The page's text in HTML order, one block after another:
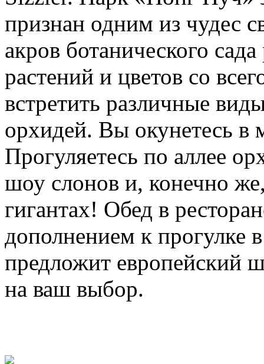
признан одним из чудес
акров ботанического
растений и цветов со
встретить различные
орхидей. Вы окунетесь в
Прогуляетесь по аллее
шоу слонов и, конечно
гигантах! Обед в
дополнением к прогулке
предложит европейский
на ваш выбор.